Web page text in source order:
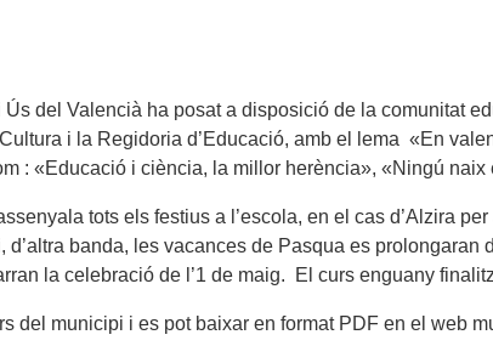
del Valencià ha posat a disposició de la comunitat
i la Regidoria d’Educació, amb el lema «En
: «Educació i ciència, la millor herència», «Ningú naix
tots els festius a l’escola, en el cas d’Alzira
banda, les vacances de Pasqua es
la celebració de l’1 de maig. El curs enguany
del municipi i es pot baixar en format PDF en el web